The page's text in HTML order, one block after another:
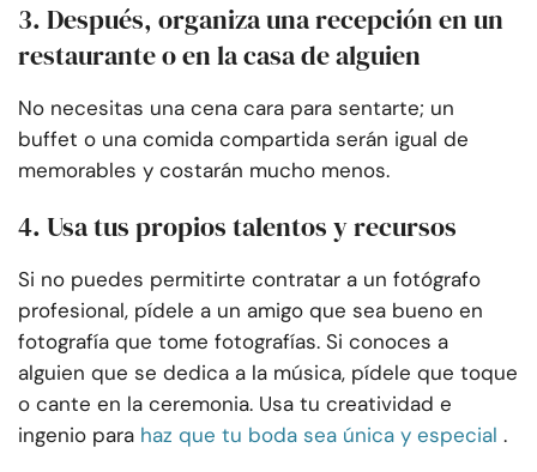
3. Después, organiza una recepción en un
restaurante o en la casa de alguien
No necesitas una cena cara para sentarte; un
buffet o una comida compartida serán igual de
memorables y costarán mucho menos.
4. Usa tus propios talentos y recursos
Si no puedes permitirte contratar a un fotógrafo
profesional, pídele a un amigo que sea bueno en
fotografía que tome fotografías. Si conoces a
alguien que se dedica a la música, pídele que toque
o cante en la ceremonia. Usa tu creatividad e
ingenio para haz que tu boda sea única y especial .